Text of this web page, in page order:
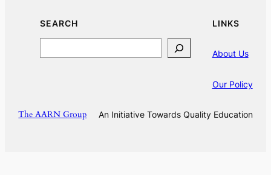
SEARCH LINKS
About Us
Our Policy
The AARN Group An Initiative Towards Quality Education